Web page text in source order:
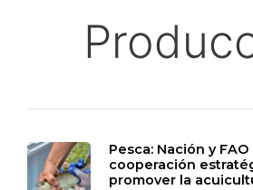
Pesca: Nación y
cooperación
promover la